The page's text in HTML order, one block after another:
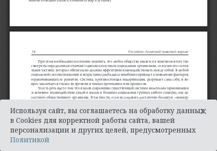
Используя сайт, вы соглашаетесь на обработку данных
в Cookies для корректной работы сайта, вашей
персонализации и других целей, предусмотренных
Политикой
×